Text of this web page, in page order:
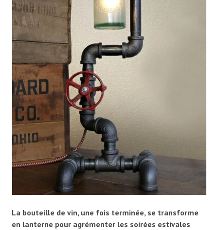
La bouteille de vin, une fois terminée, se transforme
en lanterne pour agrémenter les soirées estivales